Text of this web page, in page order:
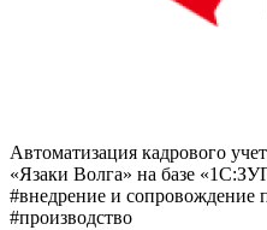
Автоматизация кадрового
«Язаки Волга» на базе
#внедрение и сопровождение
#производство